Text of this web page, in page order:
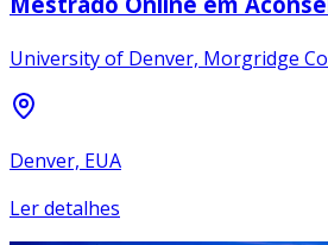
University of Denver, Morgridge
Denver, EUA
Ler detalhes